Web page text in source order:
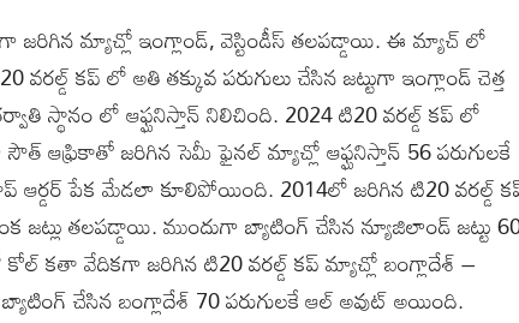
జరిగిన మ్యాచ్లో ఇంగ్లాండ్, వెస్టిండీస్ తలపడ్డాయి. ఈ మ్యాచ్ లో
వరల్డ్ కప్ లో అతి తక్కువ పరుగులు చేసిన జట్టుగా ఇంగ్లాండ్ చెత్త
స్థానం లో ఆఫ్ఘనిస్తాన్ నిలిచింది. 2024 టి20 వరల్డ్ కప్ లో
ఆఫ్రికాతో జరిగిన సెమీ ఫైనల్ మ్యాచ్లో ఆఫ్ఘనిస్తాన్ 56 పరుగులకే
ఆర్డర్ పేక మేడలా కూలిపోయింది. 2014లో జరిగిన టి20 వరల్డ్
జట్లు తలపడ్డాయి. ముందుగా బ్యాటింగ్ చేసిన న్యూజిలాండ్ జట్టు
కతా వేదికగా జరిగిన టి20 వరల్డ్ కప్ మ్యాచ్లో బంగ్లాదేశ్ –
చేసిన బంగ్లాదేశ్ 70 పరుగులకే ఆల్ అవుట్ అయింది.